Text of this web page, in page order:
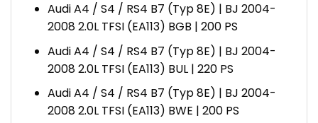
Audi A4 / S4 / RS4 B7 (Typ 8E) | BJ 2004-
2008 2.0L TFSI (EA113) BGB | 200 PS
Audi A4 / S4 / RS4 B7 (Typ 8E) | BJ 2004-
2008 2.0L TFSI (EA113) BUL | 220 PS
Audi A4 / S4 / RS4 B7 (Typ 8E) | BJ 2004-
2008 2.0L TFSI (EA113) BWE | 200 PS